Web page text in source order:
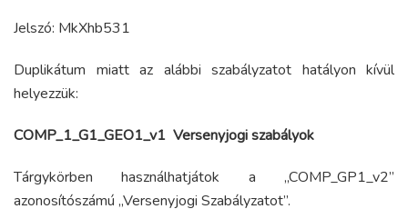
Jelszó: MkXhb531
Duplikátum miatt az alábbi szabályzatot hatályon kívül
helyezzük:
COMP_1_G1_GEO1_v1 Versenyjogi szabályok
Tárgykörben használhatjátok a „COMP_GP1_v2”
azonosítószámú „Versenyjogi Szabályzatot”.